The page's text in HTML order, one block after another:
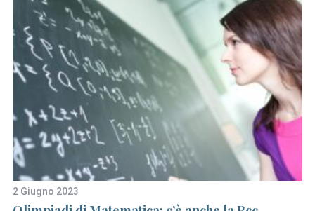
2 Giugno 2023